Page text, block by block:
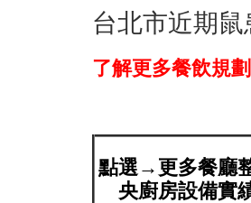
台北市近期
了解更多餐飲規
點選→更多餐廳
央廚房設備實